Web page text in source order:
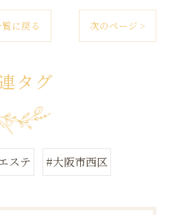
に戻る 次のページ >
タグ
ステ #大阪市西区